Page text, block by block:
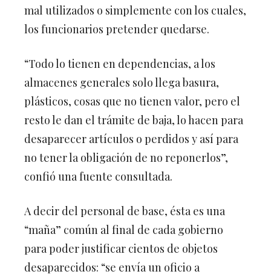
mal utilizados o simplemente con los cuales,
los funcionarios pretender quedarse.
“Todo lo tienen en dependencias, a los
almacenes generales solo llega basura,
plásticos, cosas que no tienen valor, pero el
resto le dan el trámite de baja, lo hacen para
desaparecer artículos o perdidos y así para
no tener la obligación de no reponerlos”,
confió una fuente consultada.
A decir del personal de base, ésta es una
“maña” común al final de cada gobierno
para poder justificar cientos de objetos
desaparecidos: “se envía un oficio a